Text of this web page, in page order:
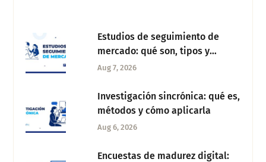
Estudios de seguimiento de
mercado: qué son, tipos y
metodología
Aug 7, 2026
Investigación sincrónica: qué es,
métodos y cómo aplicarla
Aug 6, 2026
Encuestas de madurez digital: